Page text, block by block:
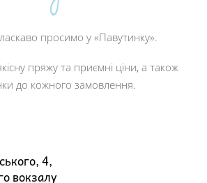
просимо у «Павутинку».
пряжу та приємні ціни, а також
до кожного замовлення.
4,
вокзалу